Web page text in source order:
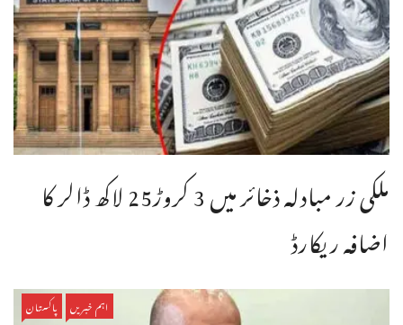
ملکی زر مبادلہ ذخائر میں 3 کروڑ25 لاکھ ڈالر کا
اضافہ ریکارڈ
اہم خبریں پاکستان